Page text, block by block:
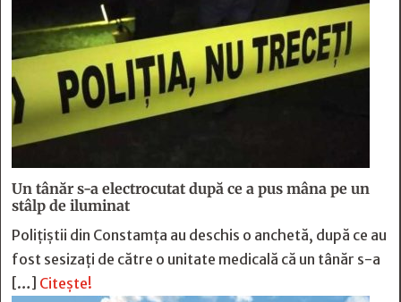
Un tânăr s-a electrocutat după ce a pus mâna pe un
stâlp de iluminat
Poliţiştii din Constamţa au deschis o anchetă, după ce au
fost sesizaţi de către o unitate medicală că un tânăr s-a
[…] Citește!